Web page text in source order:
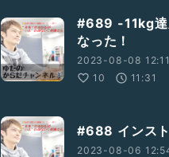
#689 -11kg達
なった！
2023-08-08
10
11:31
#688 インスト
2023-08-06